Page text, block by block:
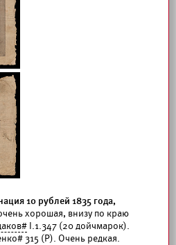
10 рублей 1835 года,
хорошая, внизу по краю
I.1.347 (20 дойчмарок).
315 (Р). Очень редкая.